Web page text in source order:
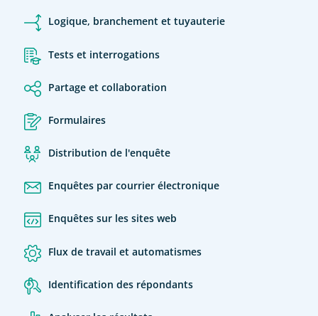
Logique, branchement et tuyauterie
Tests et interrogations
Partage et collaboration
Formulaires
Distribution de l'enquête
Enquêtes par courrier électronique
Enquêtes sur les sites web
Flux de travail et automatismes
Identification des répondants